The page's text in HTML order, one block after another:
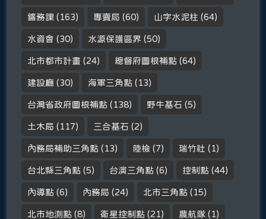
鑛務課 (163) 專賣局 (60) 山字水泥柱 (64)
水資會 (30) 水源保護區界 (50)
北市都市計畫 (24) 總督府圖根補點 (64)
建設廳 (30) 海軍三角點 (13)
台灣省政府圖根補點 (138) 野牛基石 (5)
土木局 (117) 三合基石 (2)
內務局補助三角點 (13) 陸檢 (7) 瑞竹社 (1)
台北縣三角點 (5) 台演三角點 (6) 控制點 (44)
內導點 (6) 內務局 (24) 北市三角點 (15)
北市地測點 (8) 衛星控制點 (21) 農航隊 (1)